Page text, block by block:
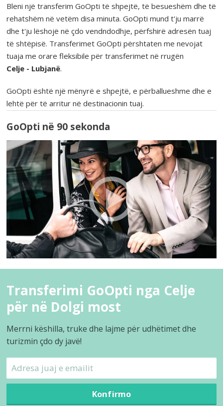
Bleni një transferim GoOpti të shpejtë, të besueshëm dhe të
rehatshëm në vetëm disa minuta. GoOpti mund t'ju marrë
dhe t'ju lëshojë në çdo vendndodhje, përfshirë adresën tuaj
të shtëpisë. Transferimet GoOpti përshtaten me nevojat
tuaja me orare fleksibile për transferimet në rrugën
Celje - Lubjanë.
GoOpti është një mënyrë e shpejtë, e përballueshme dhe e
lehtë për të arritur në destinacionin tuaj.
GoOpti në 90 sekonda
Transferimi GoOpti nga Celje
për në Dolgi most
Merrni këshilla, truke dhe lajme për udhëtimet dhe
turizmin çdo dy javë!
Konfirmo